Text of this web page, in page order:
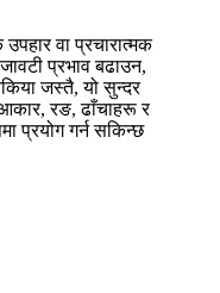
वा प्रचारात्मक
प्रभाव बढाउन,
जस्तै, यो सुन्दर
रङ, ढाँचाहरू र
प्रयोग गर्न सकिन्छ